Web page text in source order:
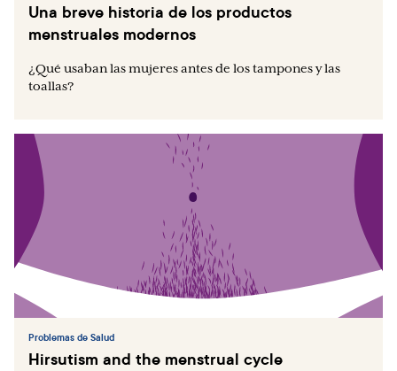
Una breve historia de los productos
menstruales modernos
¿Qué usaban las mujeres antes de los tampones y las
toallas?
Problemas de Salud
Hirsutism and the menstrual cycle